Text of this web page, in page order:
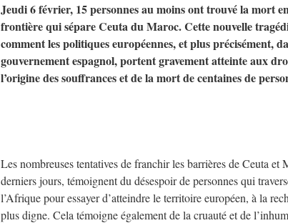
Jeudi 6 février, 15 personnes au moins ont trouvé la mort
frontière qui sépare Ceuta du Maroc. Cette nouvelle
comment les politiques européennes, et plus précisément,
gouvernement espagnol, portent gravement atteinte aux
l’origine des souffrances et de la mort de centaines de
Les nombreuses tentatives de franchir les barrières de Ceuta et
derniers jours, témoignent du désespoir de personnes qui
l’Afrique pour essayer d’atteindre le territoire européen, à la
plus digne. Cela témoigne également de la cruauté et de